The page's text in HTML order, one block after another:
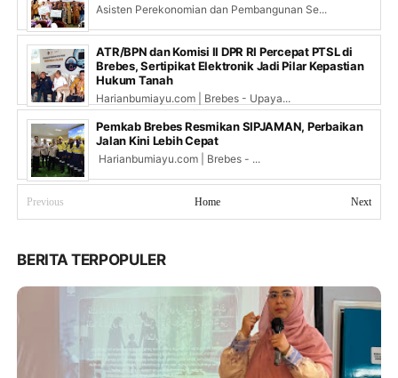
Asisten Perekonomian dan Pembangunan Se...
ATR/BPN dan Komisi II DPR RI Percepat PTSL di
Brebes, Sertipikat Elektronik Jadi Pilar Kepastian
Hukum Tanah
Harianbumiayu.com | Brebes - Upaya...
Pemkab Brebes Resmikan SIPJAMAN, Perbaikan
Jalan Kini Lebih Cepat
Harianbumiayu.com | Brebes - ...
Previous Next
Home
BERITA TERPOPULER